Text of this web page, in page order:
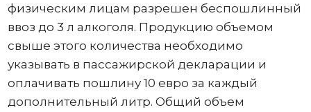
физическим лицам разрешен беспошлинный
ввоз до 3 л алкоголя. Продукцию объемом
свыше этого количества необходимо
указывать в пассажирской декларации и
оплачивать пошлину 10 евро за каждый
дополнительный литр. Общий объем